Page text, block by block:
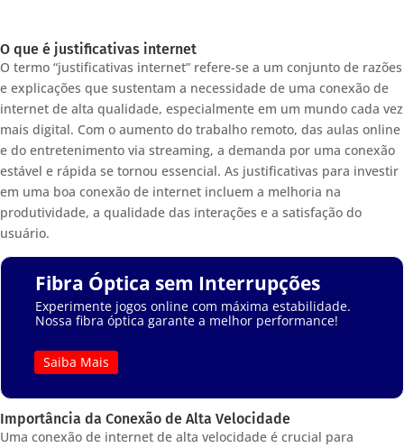
O que é justificativas internet
O termo “justificativas internet” refere-se a um conjunto de razões
e explicações que sustentam a necessidade de uma conexão de
internet de alta qualidade, especialmente em um mundo cada vez
mais digital. Com o aumento do trabalho remoto, das aulas online
e do entretenimento via streaming, a demanda por uma conexão
estável e rápida se tornou essencial. As justificativas para investir
em uma boa conexão de internet incluem a melhoria na
produtividade, a qualidade das interações e a satisfação do
usuário.
Fibra Óptica sem Interrupções
Experimente jogos online com máxima estabilidade.
Nossa fibra óptica garante a melhor performance!
Saiba Mais
Importância da Conexão de Alta Velocidade
Uma conexão de internet de alta velocidade é crucial para